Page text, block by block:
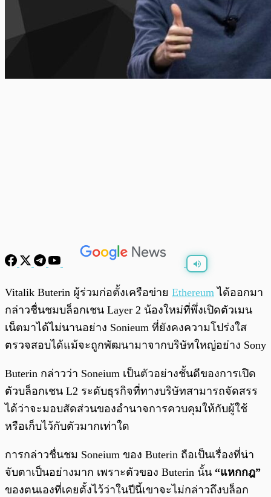
0:00/0:00
Vitalik Buterin ผู้ร่วมก่อตั้งเครือข่าย Ethereum ได้ออกมา
กล่าวชื่นชมบล็อกเชน Layer 2 น้องใหม่ที่พึ่งเปิดตัวเมน
เน็ตมาได้ไม่นานอย่าง Sonieum ที่ยังคงความโปร่งใส
ตรวจสอบได้แม้จะถูกพัฒนามาจากบริษัทใหญ่อย่าง Sony
Buterin กล่าวว่า Soneium เป็นตัวอย่างชั้นดีของการเปิด
ตัวบล็อกเชน L2 ระดับธุรกิจที่ทางบริษัทสามารถจัดสรร
ได้ว่าจะมอบสัดส่วนของอำนาจการควบคุมให้กับผู้ใช้
หรือเก็บไว้กับตัวมากเท่าใด
การกล่าวชื่นชม Soneium ของ Buterin ถือเป็นเรื่องที่น่า
จับตาเป็นอย่างมาก เพราะตัวของ Buterin นั้น “แหกกฎ”
ของตนเองที่เคยตั้งไว้ว่าในปีนี้เขาจะไม่กล่าวถึงบล็อก